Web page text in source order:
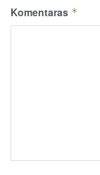
Komentaras *